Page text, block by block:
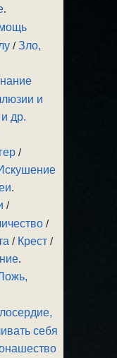
.
/Зло,
и
др.
/
.
/
/
/ Крест /
.
себя